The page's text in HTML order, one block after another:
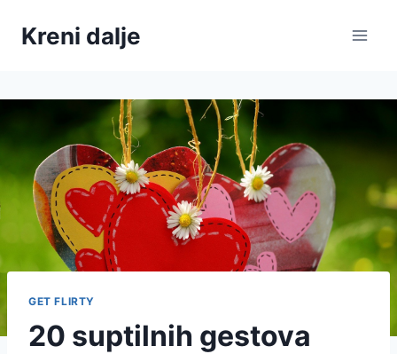
Kreni dalje
GET FLIRTY
20 suptilnih gestova